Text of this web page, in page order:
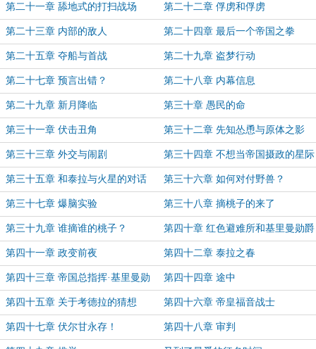
第二十一章 舔地式的打扫战场 第二十二章 俘虏和俘虏
第二十三章 内部的敌人 第二十四章 最后一个帝国之拳
第二十五章 夺船与首战 第二十九章 盗梦行动
第二十七章 预言出错？ 第二十八章 内幕信息
第二十九章 新月降临 第三十章 愚民的命
第三十一章 伏击丑角 第三十二章 先知怂恿与原体之影
第三十三章 外交与闹剧 第三十四章 不想当帝国摄政的星际
战士不是好战团长
第三十五章 和泰拉与火星的对话 第三十六章 如何对付野兽？
第三十七章 爆脑实验 第三十八章 摘桃子的来了
第三十九章 谁摘谁的桃子？ 第四十章 红色避难所和基里曼勋爵
第四十一章 政变前夜 第四十二章 泰拉之春
第四十三章 帝国总指挥·基里曼勋
爵·青山
第四十四章 途中
第四十五章 关于考德拉的猜想 第四十六章 帝皇福音战士
第四十七章 伏尔甘永存！ 第四十八章 审判